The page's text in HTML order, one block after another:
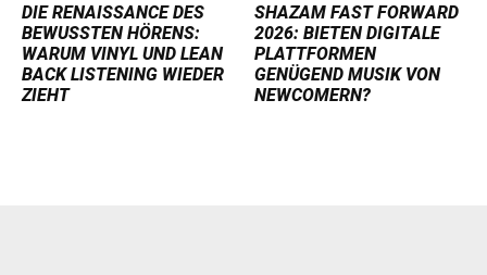
DIE RENAISSANCE DES
BEWUSSTEN HÖRENS:
WARUM VINYL UND LEAN
BACK LISTENING WIEDER
ZIEHT
SHAZAM FAST FORWARD
2026: BIETEN DIGITALE
PLATTFORMEN
GENÜGEND MUSIK VON
NEWCOMERN?